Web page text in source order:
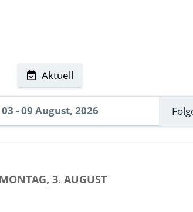
Aktuell
03 - 09 August, 2026
MONTAG, 3. AUGUST